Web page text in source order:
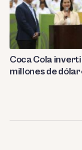
Coca Cola
millones de